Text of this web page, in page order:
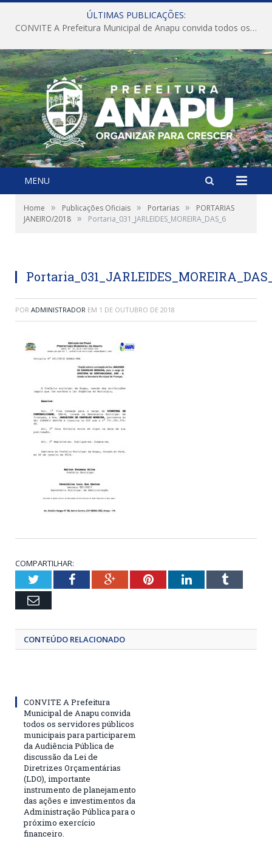
ÚLTIMAS PUBLICAÇÕES:
CONVITE A Prefeitura Municipal de Anapu convida todos os servidores públicos municipais para participarem da Audiência Pública de discussão da Lei de Diretrizes Orçamentárias (LDO), importante instrumento de planejamento das ações e investimentos da Administração Pública para o próximo exercício financeiro.
MENU
Home » Publicações Oficiais » Portarias »
PORTARIAS
JANEIRO/2018 » Portaria_031_JARLEIDES_MOREIRA_DAS_6
POR ADMINISTRADOR EM 1 DE OUTUBRO DE 2018
COMPARTILHAR:
TwitterFacebookGoogle+PinterestLinkedInTumblr
Email
CONTEÚDO RELACIONADO
CONVITE A Prefeitura
Municipal de Anapu convida
todos os servidores públicos
municipais para participarem
da Audiência Pública de
discussão da Lei de
Diretrizes Orçamentárias
(LDO), importante
instrumento de planejamento
das ações e investimentos da
Administração Pública para o
próximo exercício
financeiro.